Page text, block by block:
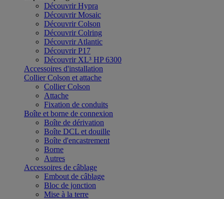
Découvrir Hypra
Découvrir Mosaic
Découvrir Colson
Découvrir Colring
Découvrir Atlantic
Découvrir P17
Découvrir XL³ HP 6300
Accessoires d'installation
Collier Colson et attache
Collier Colson
Attache
Fixation de conduits
Boîte et borne de connexion
Boîte de dérivation
Boîte DCL et douille
Boîte d'encastrement
Borne
Autres
Accessoires de câblage
Embout de câblage
Bloc de jonction
Mise à la terre